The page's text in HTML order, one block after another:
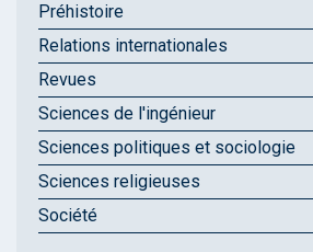
Préhistoire
Relations internationales
Revues
Sciences de l'ingénieur
Sciences politiques et sociologie
Sciences religieuses
Société